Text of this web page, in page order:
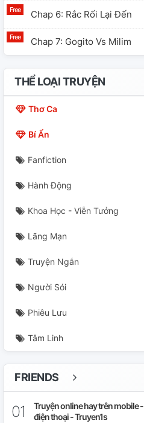
Chap 6: Rắc Rối Lại Đến
Chap 7: Gogito Vs Milim
THỂ LOẠI TRUYỆN
Thơ Ca
Bí Ẩn
Fanfiction
Hành Động
Khoa Học - Viễn Tưởng
Lãng Mạn
Truyện Ngắn
Người Sói
Phiêu Lưu
Tâm Linh
FRIENDS
Truyện online hay trên mobile
điện thoại - Truyen1s